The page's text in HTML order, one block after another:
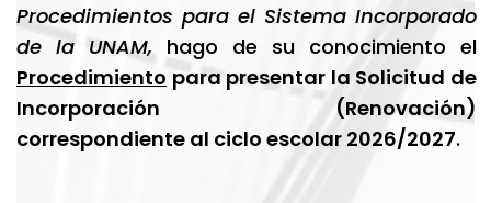
Procedimientos para el Sistema Incorporado
de la UNAM, hago de su conocimiento el
Procedimiento para presentar la Solicitud de
Incorporación (Renovación)
correspondiente al ciclo escolar 2026/2027.